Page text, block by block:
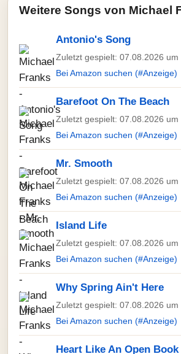
Weitere Songs von Michael
Antonio's Song
Zuletzt gespielt: 07.08.2026 um
Bei Amazon suchen (#Anzeige)
Barefoot On The Beach
Zuletzt gespielt: 07.08.2026 um
Bei Amazon suchen (#Anzeige)
Mr. Smooth
Zuletzt gespielt: 07.08.2026 um
Bei Amazon suchen (#Anzeige)
Island Life
Zuletzt gespielt: 07.08.2026 um
Bei Amazon suchen (#Anzeige)
Why Spring Ain't Here
Zuletzt gespielt: 07.08.2026 um
Bei Amazon suchen (#Anzeige)
Heart Like An Open Book